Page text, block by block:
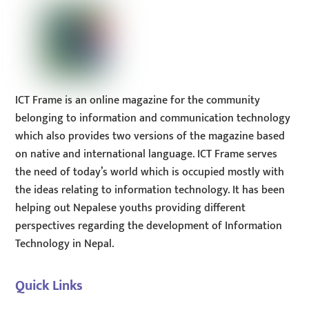
ICT Frame is an online magazine for the community
belonging to information and communication technology
which also provides two versions of the magazine based
on native and international language. ICT Frame serves
the need of today’s world which is occupied mostly with
the ideas relating to information technology. It has been
helping out Nepalese youths providing different
perspectives regarding the development of Information
Technology in Nepal.
Quick Links